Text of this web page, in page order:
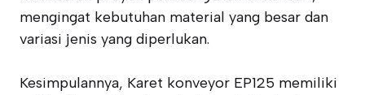
mengingat kebutuhan material yang besar dan
variasi jenis yang diperlukan.
Kesimpulannya, Karet konveyor EP125 memiliki